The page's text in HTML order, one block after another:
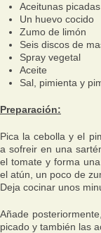
Aceitunas picadas
Un huevo cocido
Zumo de limón
Seis discos de
Spray vegetal
Aceite
Sal, pimienta y
Preparación:
Pica la cebolla y el
a sofreir en una
el tomate y forma
el atún, un poco de
Deja cocinar unos
Añade
picado y también las